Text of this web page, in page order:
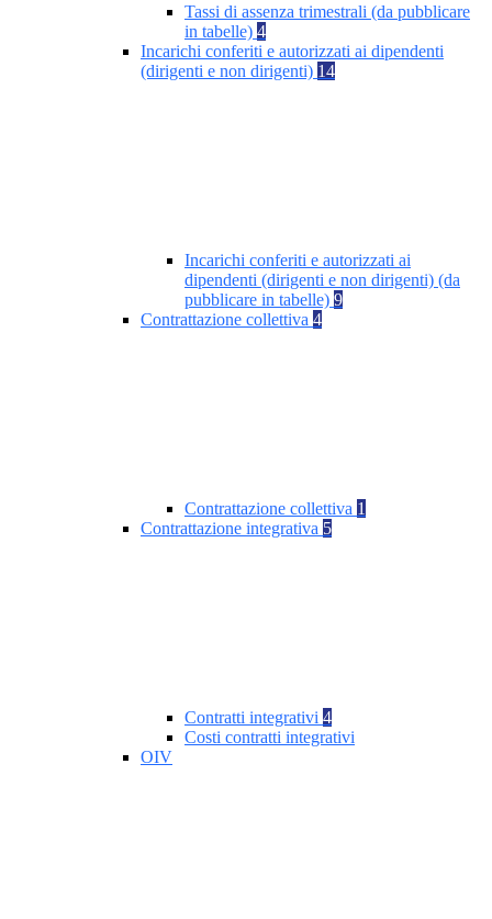
Tassi di assenza trimestrali (da pubblicare
in tabelle) 4
Incarichi conferiti e autorizzati ai dipendenti
(dirigenti e non dirigenti) 14
Incarichi conferiti e autorizzati ai
dipendenti (dirigenti e non dirigenti) (da
pubblicare in tabelle) 9
Contrattazione collettiva 4
Contrattazione collettiva 1
Contrattazione integrativa 5
Contratti integrativi 4
Costi contratti integrativi
OIV